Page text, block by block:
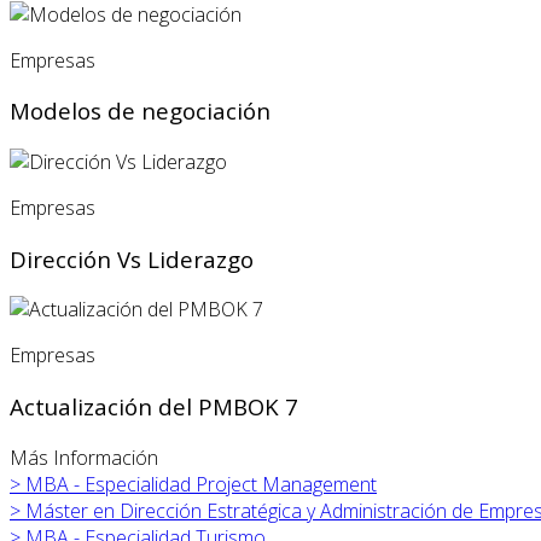
Empresas
Modelos de negociación
Empresas
Dirección Vs Liderazgo
Empresas
Actualización del PMBOK 7
Más Información
> MBA - Especialidad Project Management
> Máster en Dirección Estratégica y Administración de